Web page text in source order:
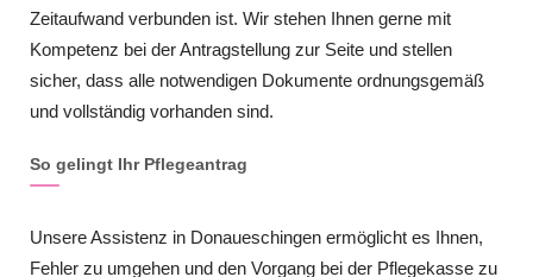
Zeitaufwand verbunden ist. Wir stehen Ihnen gerne mit
Kompetenz bei der Antragstellung zur Seite und stellen
sicher, dass alle notwendigen Dokumente ordnungsgemäß
und vollständig vorhanden sind.
So gelingt Ihr Pflegeantrag
Unsere Assistenz in Donaueschingen ermöglicht es Ihnen,
Fehler zu umgehen und den Vorgang bei der Pflegekasse zu